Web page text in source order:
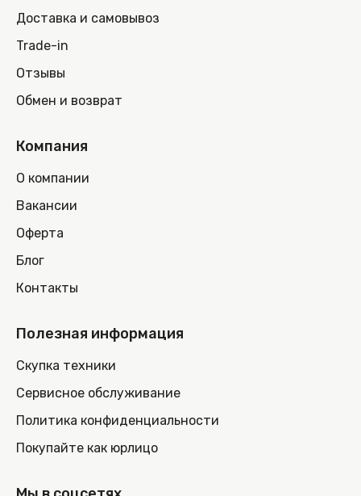
Доставка и самовывоз
Trade-in
Отзывы
Обмен и возврат
Компания
О компании
Вакансии
Оферта
Блог
Контакты
Полезная информация
Скупка техники
Сервисное обслуживание
Политика конфиденциальности
Покупайте как юрлицо